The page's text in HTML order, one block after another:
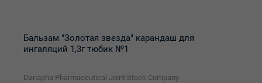
Бальзам "Золотая звезда" карандаш для
ингаляций 1,3г тюбик №1
Danapha Pharmaceutical Joint Stock Company